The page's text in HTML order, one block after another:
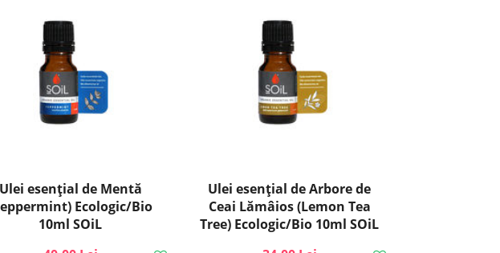
Ulei esenţial de Mentă
Ecologic/Bio
10ml SOiL
Ulei esenţial de Arbore de
Ceai Lămâios (Lemon Tea
Tree) Ecologic/Bio 10ml SOiL